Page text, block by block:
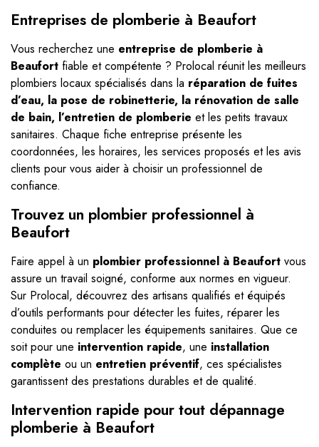
Entreprises de plomberie à Beaufort
Vous recherchez une entreprise de plomberie à
Beaufort fiable et compétente ? Prolocal réunit les meilleurs
plombiers locaux spécialisés dans la réparation de fuites
d’eau, la pose de robinetterie, la rénovation de salle
de bain, l’entretien de plomberie et les petits travaux
sanitaires. Chaque fiche entreprise présente les
coordonnées, les horaires, les services proposés et les avis
clients pour vous aider à choisir un professionnel de
confiance.
Trouvez un plombier professionnel à
Beaufort
Faire appel à un plombier professionnel à Beaufort vous
assure un travail soigné, conforme aux normes en vigueur.
Sur Prolocal, découvrez des artisans qualifiés et équipés
d’outils performants pour détecter les fuites, réparer les
conduites ou remplacer les équipements sanitaires. Que ce
soit pour une intervention rapide, une installation
complète ou un entretien préventif, ces spécialistes
garantissent des prestations durables et de qualité.
Intervention rapide pour tout dépannage
plomberie à Beaufort